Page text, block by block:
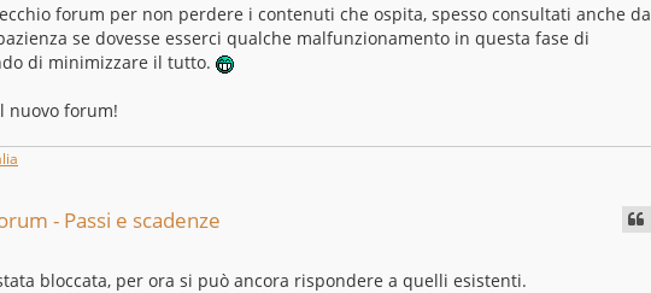
forum per non perdere i contenuti che ospita, spesso consultati anche da
se dovesse esserci qualche malfunzionamento in questa fase di
di minimizzare il tutto.
nuovo forum!
- Passi e scadenze
bloccata, per ora si può ancora rispondere a quelli esistenti.